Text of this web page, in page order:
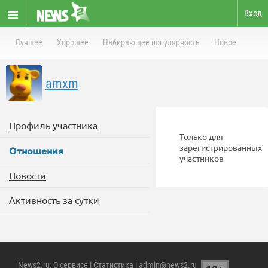
Вход
Лучшее Хорошее Набирающее популярность Новое
amxm
Профиль участника
Отношения
Новости
Активность за сутки
Только для
зарегистрированных
участников
News2.ru: О сервисе | Статистика | admin@news2.ru